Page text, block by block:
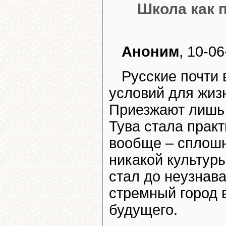
Школа как
Аноним, 10-
Русские почти
условий для
Приезжают
Тува стала
вообще –
никакой
стал до
стремный город
будущего.